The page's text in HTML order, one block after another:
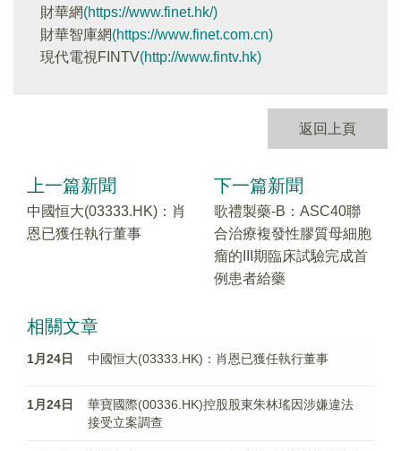
財華網(https://www.finet.hk/)
財華智庫網(https://www.finet.com.cn)
現代電視FINTV(http://www.fintv.hk)
返回上頁
上一篇新聞
中國恒大(03333.HK)：肖
恩已獲任執行董事
下一篇新聞
歌禮製藥-B：ASC40聯
合治療複發性膠質母細胞
瘤的III期臨床試驗完成首
例患者給藥
相關文章
1月24日 中國恒大(03333.HK)：肖恩已獲任執行董事
1月24日
華寶國際(00336.HK)控股股東朱林瑤因涉嫌違法
接受立案調查